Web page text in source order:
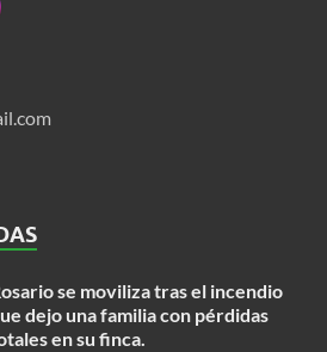
se moviliza tras el incendio
dejo una familia con pérdidas
en su finca.